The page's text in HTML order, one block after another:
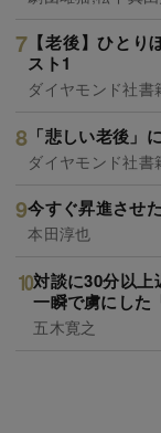
【老後】ひと
スト1
ダイヤモンド社書
「悲しい老後」
ダイヤモンド社書
今すぐ昇進させ
本田淳也
対談に30分以上
一瞬で虜にした
五木寛之